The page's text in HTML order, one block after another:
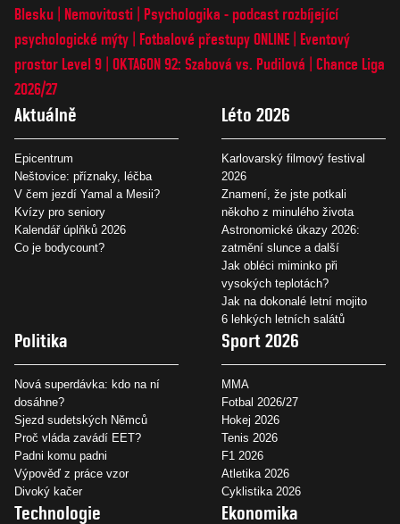
Blesku
Nemovitosti
Psychologika - podcast rozbíjející
psychologické mýty
Fotbalové přestupy ONLINE
Eventový
prostor Level 9 OKTAGON 92: Szabová vs. Pudilová
Chance Liga
2026/27
Aktuálně
Epicentrum
Neštovice: příznaky, léčba
V čem jezdí Yamal a Mesii?
Kvízy pro seniory
Kalendář úplňků 2026
Co je bodycount?
Léto 2026
Karlovarský filmový festival
2026
Znamení, že jste potkali
někoho z minulého života
Astronomické úkazy 2026:
zatmění slunce a další
Jak obléci miminko při
vysokých teplotách?
Jak na dokonalé letní mojito
6 lehkých letních salátů
Politika
Nová superdávka: kdo na ní
dosáhne?
Sjezd sudetských Němců
Proč vláda zavádí EET?
Padni komu padni
Výpověď z práce vzor
Divoký kačer
Sport 2026
MMA
Fotbal 2026/27
Hokej 2026
Tenis 2026
F1 2026
Atletika 2026
Cyklistika 2026
Technologie Ekonomika